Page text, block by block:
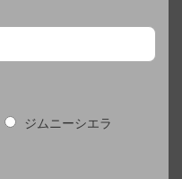
ジムニーシエラ